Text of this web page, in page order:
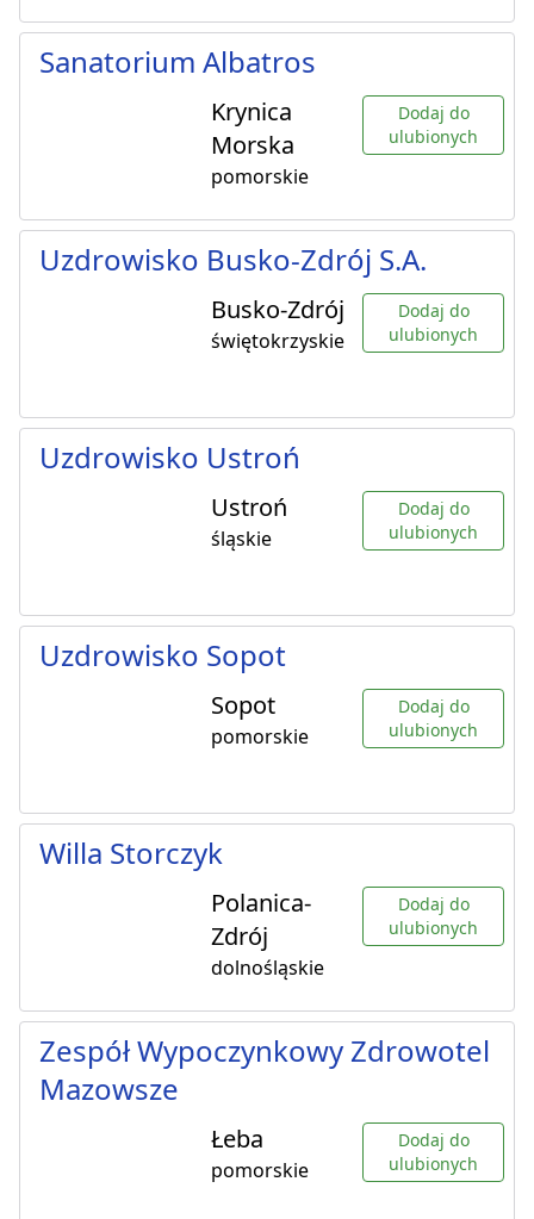
Sanatorium Albatros
Krynica
Morska
pomorskie
Dodaj do
ulubionych
Uzdrowisko Busko-Zdrój S.A.
Busko-Zdrój
świętokrzyskie
Dodaj do
ulubionych
Uzdrowisko Ustroń
Ustroń
śląskie
Dodaj do
ulubionych
Uzdrowisko Sopot
Sopot
pomorskie
Dodaj do
ulubionych
Willa Storczyk
Polanica-
Zdrój
dolnośląskie
Dodaj do
ulubionych
Zespół Wypoczynkowy Zdrowotel
Mazowsze
Łeba
pomorskie
Dodaj do
ulubionych